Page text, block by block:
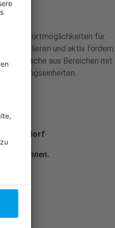
Sportmöglichkeiten für
etablieren und aktiv fördern.
aus Bereichen mit
Trainingseinheiten.
Düsseldorf
gewinnen.